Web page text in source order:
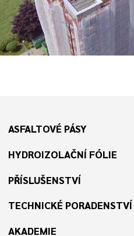
ASFALTOVÉ PÁSY
HYDROIZOLAČNÍ FÓLIE
PŘÍSLUŠENSTVÍ
TECHNICKÉ PORADENSTVÍ
AKADEMIE